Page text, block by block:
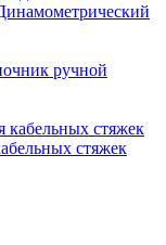
ручной
стяжек